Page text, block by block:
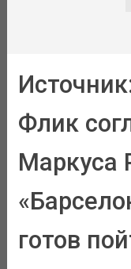
Флик
Маркуса
готов